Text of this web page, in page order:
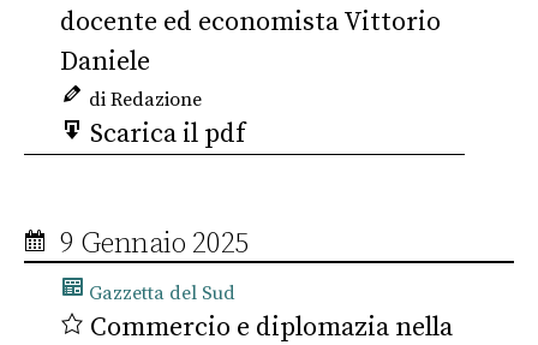
docente ed economista Vittorio
Daniele
di Redazione
Scarica il pdf
9 Gennaio 2025
Gazzetta del Sud
Commercio e diplomazia nella